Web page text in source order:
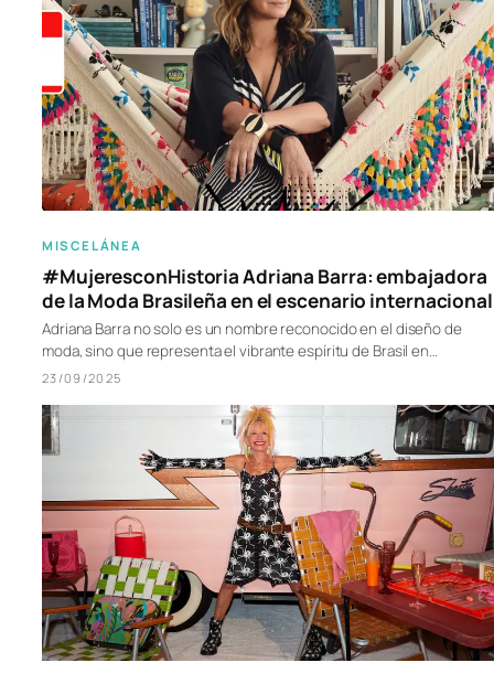
MISCELÁNEA
#MujeresconHistoria Adriana Barra: embajadora
de la Moda Brasileña en el escenario internacional
Adriana Barra no solo es un nombre reconocido en el diseño de
moda, sino que representa el vibrante espíritu de Brasil en…
23/09/2025